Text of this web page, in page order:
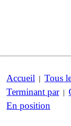
Accueil | Tous
Terminant par|
En position